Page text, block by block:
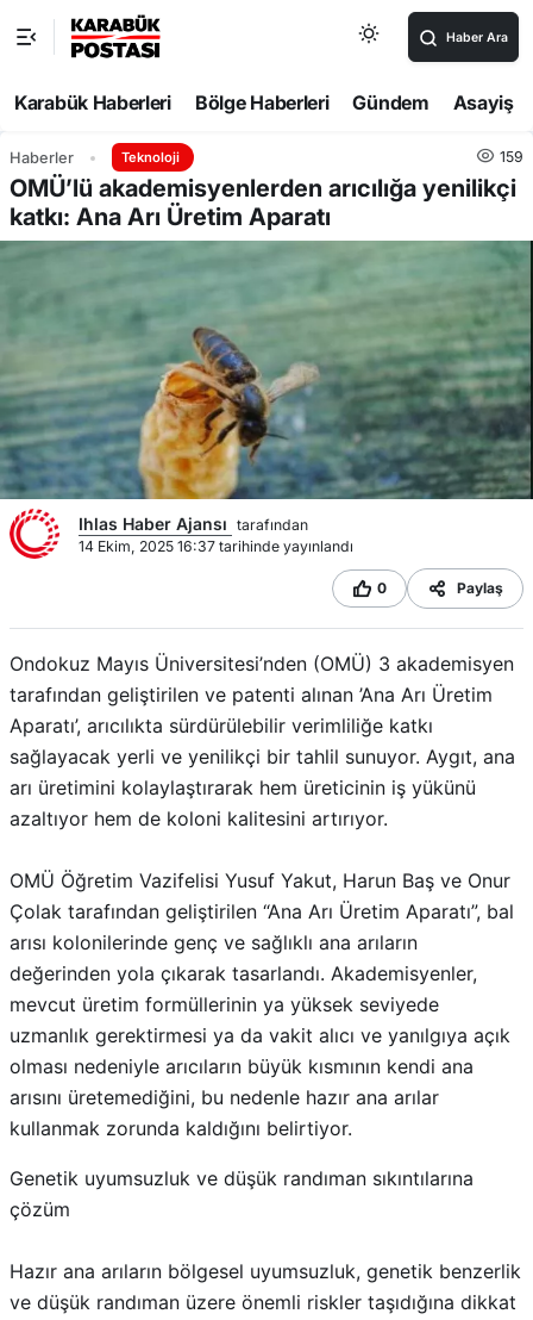
Haber Ara
Karabük Haberleri Bölge Haberleri Gündem Asayiş
Haberler Teknoloji 159
OMÜ’lü akademisyenlerden arıcılığa yenilikçi
katkı: Ana Arı Üretim Aparatı
Ihlas Haber Ajansı tarafından
14 Ekim, 2025 16:37 tarihinde yayınlandı
0 Paylaş
Ondokuz Mayıs Üniversitesi’nden (OMÜ) 3 akademisyen
tarafından geliştirilen ve patenti alınan ’Ana Arı Üretim
Aparatı’, arıcılıkta sürdürülebilir verimliliğe katkı
sağlayacak yerli ve yenilikçi bir tahlil sunuyor. Aygıt, ana
arı üretimini kolaylaştırarak hem üreticinin iş yükünü
azaltıyor hem de koloni kalitesini artırıyor.
OMÜ Öğretim Vazifelisi Yusuf Yakut, Harun Baş ve Onur
Çolak tarafından geliştirilen “Ana Arı Üretim Aparatı”, bal
arısı kolonilerinde genç ve sağlıklı ana arıların
değerinden yola çıkarak tasarlandı. Akademisyenler,
mevcut üretim formüllerinin ya yüksek seviyede
uzmanlık gerektirmesi ya da vakit alıcı ve yanılgıya açık
olması nedeniyle arıcıların büyük kısmının kendi ana
arısını üretemediğini, bu nedenle hazır ana arılar
kullanmak zorunda kaldığını belirtiyor.
Genetik uyumsuzluk ve düşük randıman sıkıntılarına
çözüm
Hazır ana arıların bölgesel uyumsuzluk, genetik benzerlik
ve düşük randıman üzere önemli riskler taşıdığına dikkat